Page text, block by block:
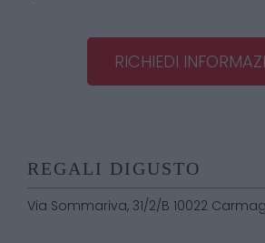
RICHIEDI
REGALI DIGUSTO
Via Sommariva, 31/2/B 10022